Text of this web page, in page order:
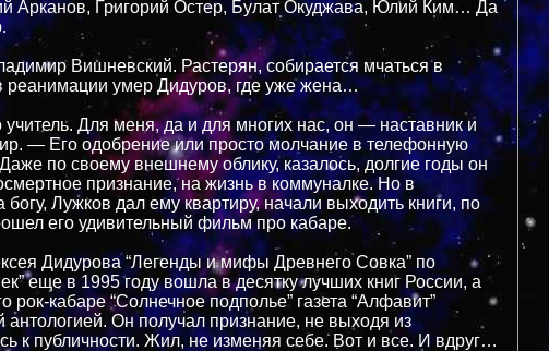
Арканов, Григорий Остер, Булат Окуджава, Юлий Ким… Да
Вишневский. Растерян, собирается мчаться в
реанимации умер Дидуров, где уже жена…
Для меня, да и для многих нас, он — наставник и
— Его одобрение или просто молчание в телефонную
по своему внешнему облику, казалось, долгие годы он
признание, на жизнь в коммуналке. Но в
Лужков дал ему квартиру, начали выходить книги, по
его удивительный фильм про кабаре.
Дидурова “Легенды и мифы Древнего Совка” по
еще в 1995 году вошла в десятку лучших книг России, а
рок-кабаре “Солнечное подполье” газета “Алфавит”
антологией. Он получал признание, не выходя из
к публичности. Жил, не изменяя себе. Вот и все. И вдруг…